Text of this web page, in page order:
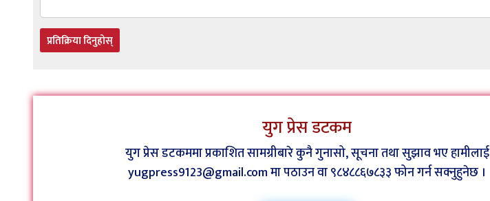
प्रतिक्रिया दिनुहोस्
युग प्रेस डटकम
युग प्रेस डटकममा प्रकाशित सामग्रीबारे कुनै गुनासो, सूचना तथा सुझाव भए हामीलाई
yugpress9123@gmail.com मा पठाउन वा ९८४८८६७८३३ फोन गर्न सक्नुहुनेछ ।